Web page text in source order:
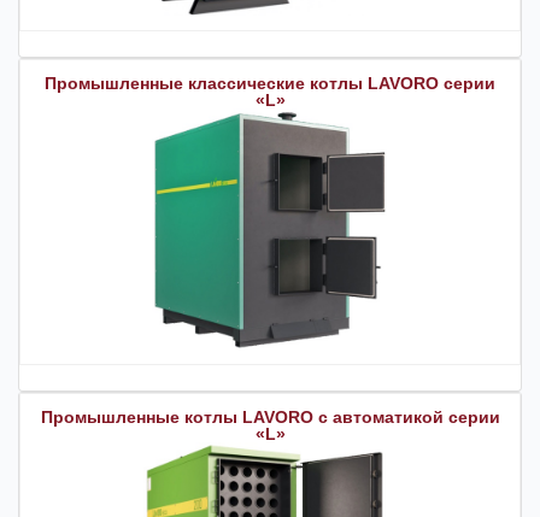
Промышленные классические котлы LAVORO серии
«L»
Промышленные котлы LAVORO с автоматикой серии
«L»